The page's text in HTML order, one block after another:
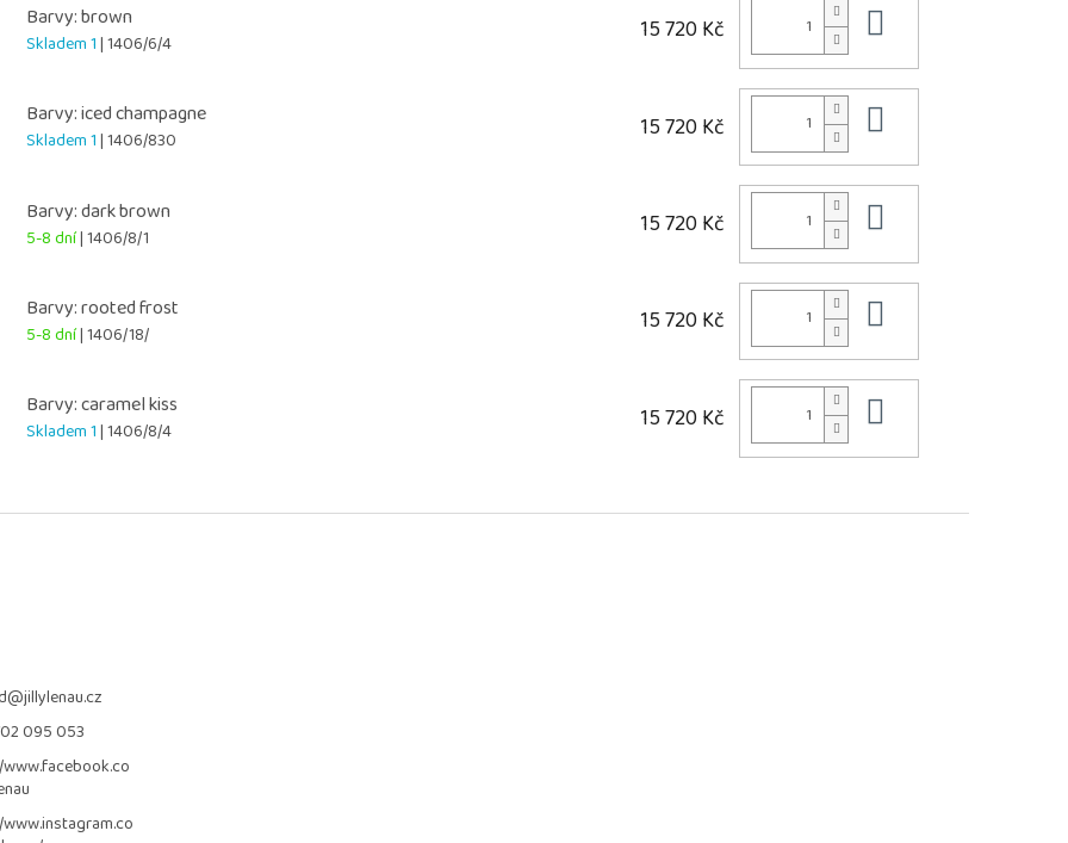
Barvy: brown
Skladem 1| 1406/6/4 15 720 Kč
Barvy: iced champagne
Skladem 1| 1406/830 15 720 Kč
Barvy: dark brown
5-8 dní| 1406/8/1 15 720 Kč
Barvy: rooted frost
5-8 dní| 1406/18/ 15 720 Kč
Barvy: caramel kiss
Skladem 1| 1406/8/4 15 720 Kč
@jillylenau.cz
095 053